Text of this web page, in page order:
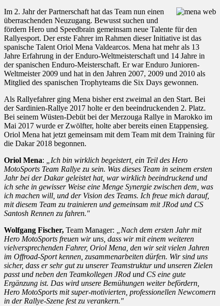
Im 2. Jahr der Partnerschaft hat das Team nun einen
überraschenden Neuzugang. Bewusst suchen und
fördern Hero und Speedbrain gemeinsam neue Talente für den
Rallyesport. Der erste Fahrer im Rahmen dieser Initiative ist das
spanische Talent Oriol Mena Valdearcos. Mena hat mehr als 13
Jahre Erfahrung in der Enduro-Weltmeisterschaft und 14 Jahre in
der spanischen Enduro-Meisterschaft. Er war Enduro Junioren-
Weltmeister 2009 und hat in den Jahren 2007, 2009 und 2010 als
Mitglied des spanischen Trophyteams die Six Days gewonnen.
Als Rallyefahrer ging Mena bisher erst zweimal an den Start. Bei
der Sardinien-Rallye 2017 holte er den beeindruckenden 2. Platz.
Bei seinem Wüsten-Debüt bei der Merzouga Rallye in Marokko im
Mai 2017 wurde er Zwölfter, holte aber bereits einen Etappensieg.
Oriol Mena hat jetzt gemeinsam mit dem Team mit dem Training für
die Dakar 2018 begonnen.
Oriol Mena:
„Ich bin wirklich begeistert, ein Teil des Hero
MotoSports Team Rallye zu sein. Was dieses Team in seinem ersten
Jahr bei der Dakar geleistet hat, war wirklich beeindruckend und
ich sehe in gewisser Weise eine Menge Synergie zwischen dem, was
ich machen will, und der Vision des Teams. Ich freue mich darauf,
mit diesem Team zu trainieren und gemeinsam mit JRod und CS
Santosh Rennen zu fahren."
Wolfgang Fischer, Team Manager:
„Nach dem ersten Jahr mit
Hero MotoSports freuen wir uns, dass wir mit einem weiteren
vielversprechenden Fahrer, Oriol Mena, den wir seit vielen Jahren
im Offroad-Sport kennen, zusammenarbeiten dürfen. Wir sind uns
sicher, dass er sehr gut zu unserer Teamstruktur und unseren Zielen
passt und neben den Teamkollegen JRod und CS eine gute
Ergänzung ist. Das wird unsere Bemühungen weiter befördern,
Hero MotoSports mit super-motivierten, professionellen Newcomern
in der Rallye-Szene fest zu verankern."